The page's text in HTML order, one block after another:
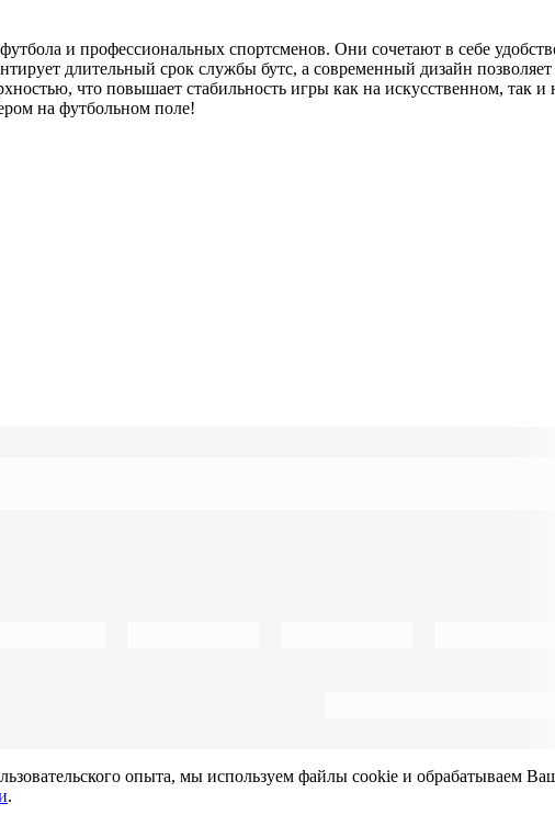
и профессиональных спортсменов. Они сочетают в себе
длительный срок службы бутс, а современный дизайн
что повышает стабильность игры как на искусственном, так
на футбольном поле!
опыта, мы используем файлы cookie и обрабатываем
.